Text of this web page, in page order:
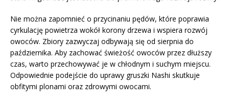
Nie można zapomnieć o przycinaniu pędów, które poprawia
cyrkulację powietrza wokół korony drzewa i wspiera rozwój
owoców. Zbiory zazwyczaj odbywają się od sierpnia do
października. Aby zachować świeżość owoców przez dłuższy
czas, warto przechowywać je w chłodnym i suchym miejscu.
Odpowiednie podejście do uprawy gruszki Nashi skutkuje
obfitymi plonami oraz zdrowymi owocami.